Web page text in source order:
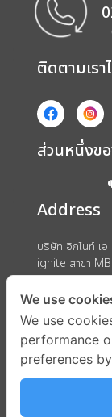
ติดตามเรา
ส่วนหนึ่งข
Address
บริษัท อิกไนท์ เ
ignite สาขา
ถนนพญาไท แข
We use
We use
performance
preferences